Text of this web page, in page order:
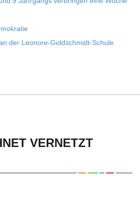
der Leonore-Goldschmidt-Schule
VERNETZT